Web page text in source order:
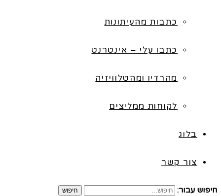
כתבות מהעיתונות
כתבו עלי – אינטרנט
מהרדיו ומהטלוויזיה
לקוחות ממליצים
בלוג
צור קשר
חיפוש עבור: חיפוש